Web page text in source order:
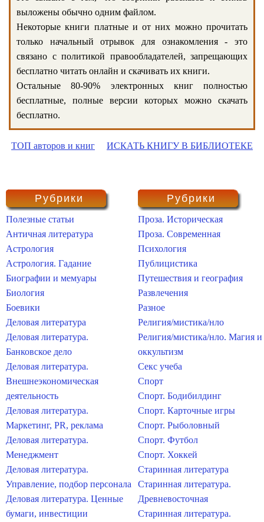
выложены обычно одним файлом.
Некоторые книги платные и от них можно прочитать
только начальный отрывок для ознакомления - это
связано с политикой правообладателей, запрещающих
бесплатно читать онлайн и скачивать их книги.
Остальные 80-90% электронных книг полностью
бесплатные, полные версии которых можно скачать
бесплатно.
ТОП авторов и книг ИСКАТЬ КНИГУ В БИБЛИОТЕКЕ
Рубрики
Полезные статьи
Античная литература
Астрология
Астрология. Гадание
Биографии и мемуары
Биология
Боевики
Деловая литература
Деловая литература.
Банковское дело
Деловая литература.
Внешнеэкономическая
деятельность
Деловая литература.
Маркетинг, PR, реклама
Деловая литература.
Менеджмент
Деловая литература.
Управление, подбор персонала
Деловая литература. Ценные
бумаги, инвестиции
Рубрики
Проза. Историческая
Проза. Современная
Психология
Публицистика
Путешествия и география
Развлечения
Разное
Религия/мистика/нло
Религия/мистика/нло. Магия и
оккультизм
Секс учеба
Спорт
Спорт. Бодибилдинг
Спорт. Карточные игры
Спорт. Рыболовный
Спорт. Футбол
Спорт. Хоккей
Старинная литература
Старинная литература.
Древневосточная
Старинная литература.